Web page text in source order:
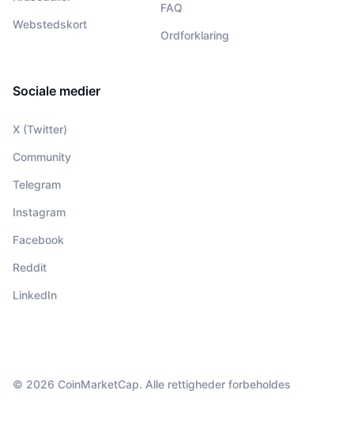
Webstedskort
FAQ
Ordforklaring
Sociale medier
X (Twitter)
Community
Telegram
Instagram
Facebook
Reddit
LinkedIn
© 2026 CoinMarketCap. Alle rettigheder forbeholdes